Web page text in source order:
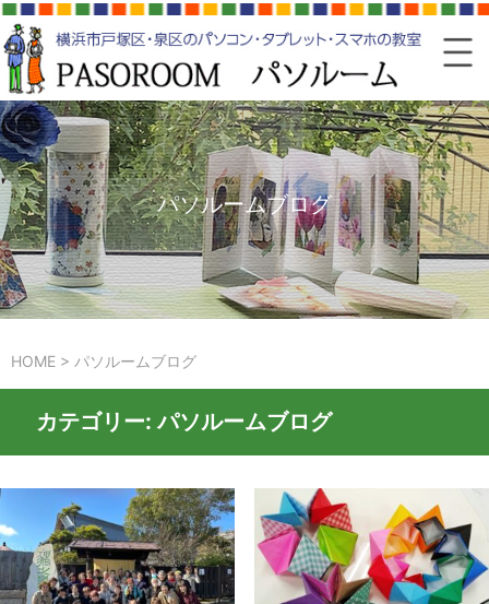
パソルームブログ
HOME > パソルームブログ
カテゴリー:パソルームブログ